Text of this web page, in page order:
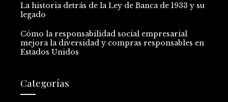
La historia detrás de la Ley de Banca de 1933 y su
legado
Cómo la responsabilidad social empresarial
mejora la diversidad y compras responsables en
Estados Unidos
Categorías